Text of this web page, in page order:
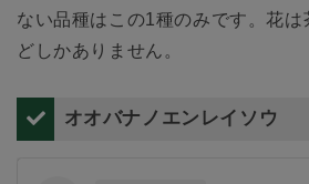
ない品種はこの1種のみです。花は
どしかありません。
オオバナノエンレイソウ